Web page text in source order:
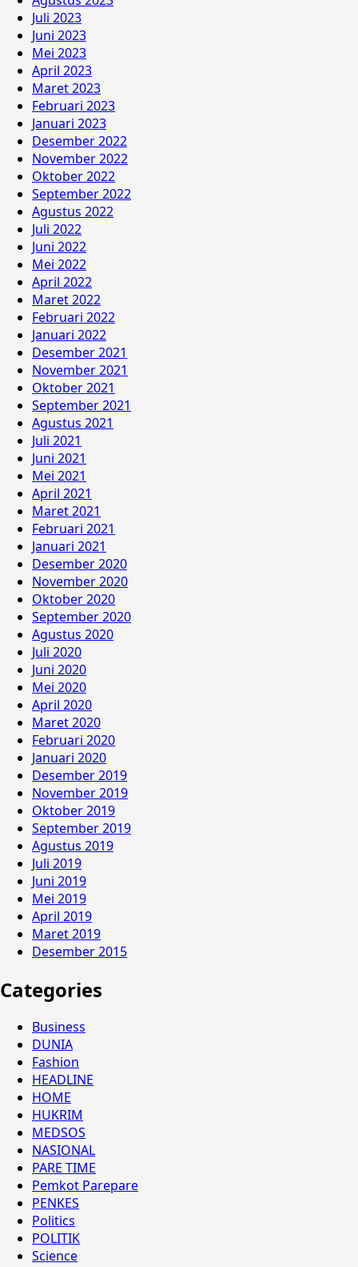
Juli 2023
Juni 2023
Mei 2023
April 2023
Maret 2023
Februari 2023
Januari 2023
Desember 2022
November 2022
Oktober 2022
September 2022
Agustus 2022
Juli 2022
Juni 2022
Mei 2022
April 2022
Maret 2022
Februari 2022
Januari 2022
Desember 2021
November 2021
Oktober 2021
September 2021
Agustus 2021
Juli 2021
Juni 2021
Mei 2021
April 2021
Maret 2021
Februari 2021
Januari 2021
Desember 2020
November 2020
Oktober 2020
September 2020
Agustus 2020
Juli 2020
Juni 2020
Mei 2020
April 2020
Maret 2020
Februari 2020
Januari 2020
Desember 2019
November 2019
Oktober 2019
September 2019
Agustus 2019
Juli 2019
Juni 2019
Mei 2019
April 2019
Maret 2019
Desember 2015
Categories
Business
DUNIA
Fashion
HEADLINE
HOME
HUKRIM
MEDSOS
NASIONAL
PARE TIME
Pemkot Parepare
PENKES
Politics
POLITIK
Science